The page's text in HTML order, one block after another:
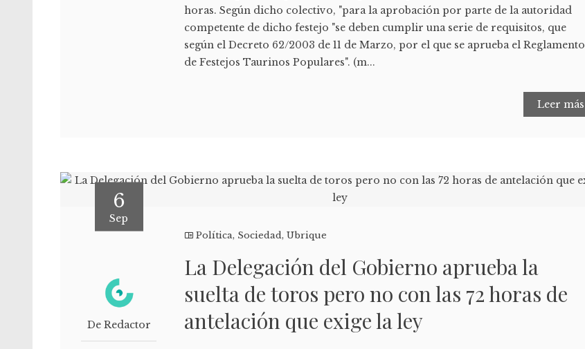
horas. Según dicho colectivo, "para la aprobación por parte de la autoridad
competente de dicho festejo "se deben cumplir una serie de requisitos, que
según el Decreto 62/2003 de 11 de Marzo, por el que se aprueba el Reglamento
de Festejos Taurinos Populares". (m...
Leer más
6
Sep
De Redactor
Política, Sociedad,Ubrique
La Delegación del Gobierno aprueba la
suelta de toros pero no con las 72 horas de
antelación que exige la ley